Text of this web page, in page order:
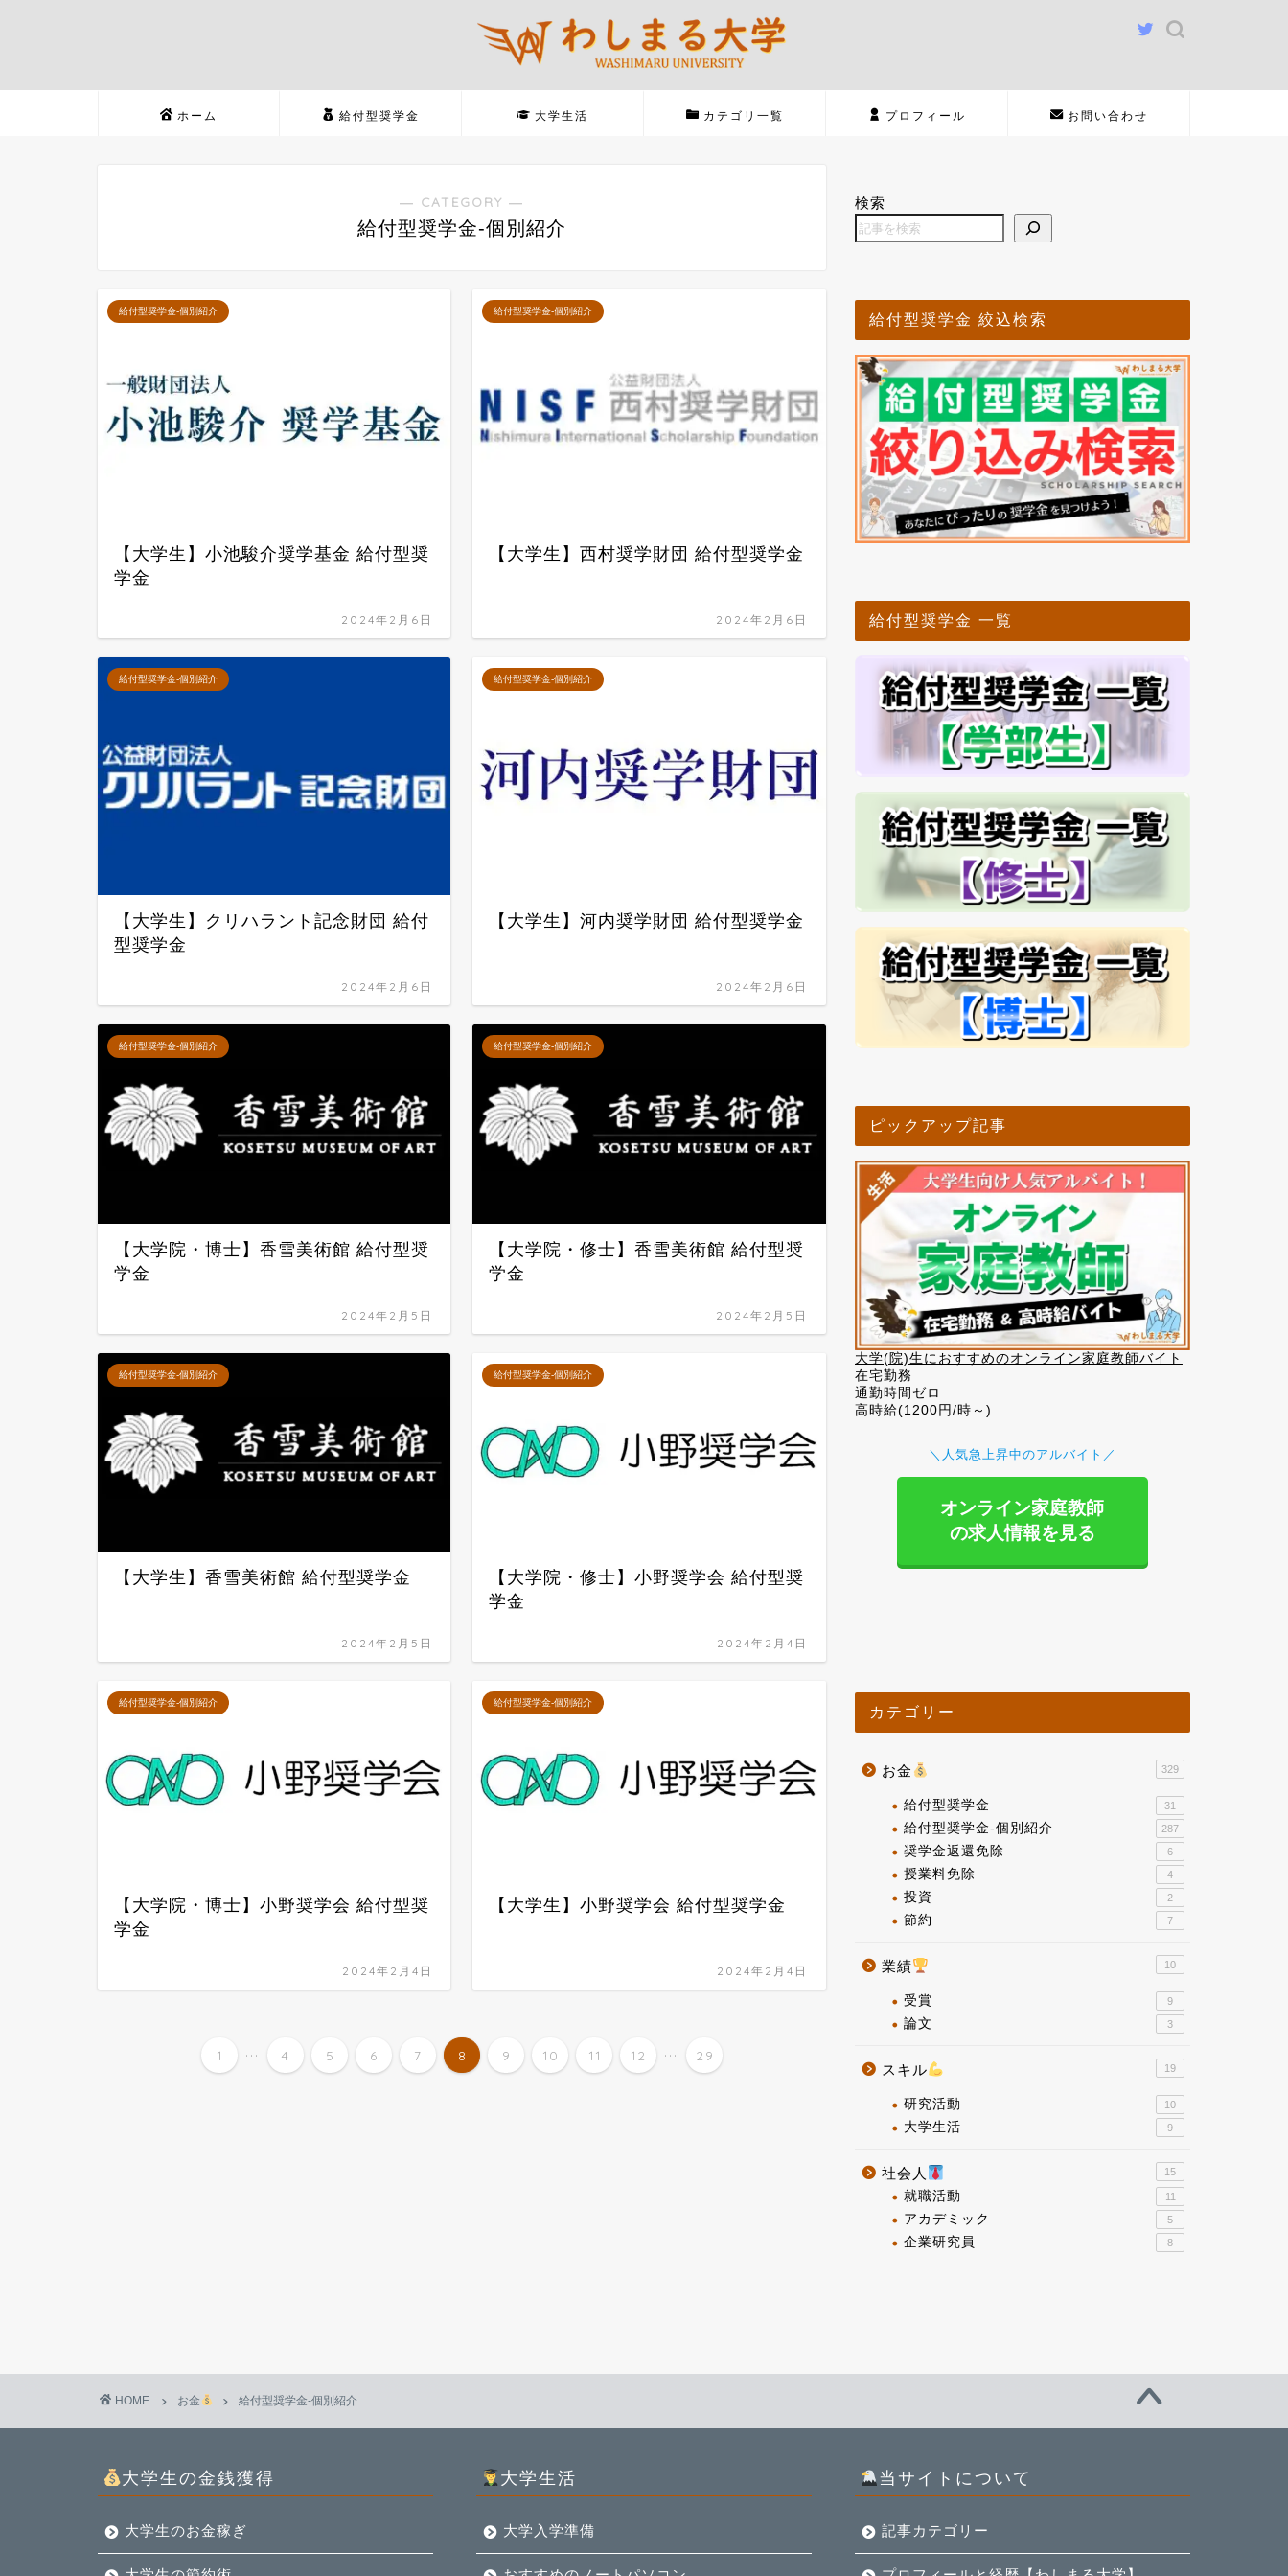
ホーム 給付型奨学金 大学生活 カテゴリ一覧 プロフィール お問い合わせ
― CATEGORY ―
給付型奨学金-個別紹介
給付型奨学金-個別紹介
【大学生】小池駿介奨学基金 給付型奨
学金
2024年2月6日
給付型奨学金-個別紹介
【大学生】西村奨学財団 給付型奨学金
2024年2月6日
給付型奨学金-個別紹介
【大学生】クリハラント記念財団 給付
型奨学金
2024年2月6日
給付型奨学金-個別紹介
【大学生】河内奨学財団 給付型奨学金
2024年2月6日
給付型奨学金-個別紹介
【大学院・博士】香雪美術館 給付型奨
学金
2024年2月5日
給付型奨学金-個別紹介
【大学院・修士】香雪美術館 給付型奨
学金
2024年2月5日
給付型奨学金-個別紹介
【大学生】香雪美術館 給付型奨学金
2024年2月5日
給付型奨学金-個別紹介
【大学院・修士】小野奨学会 給付型奨
学金
2024年2月4日
給付型奨学金-個別紹介
【大学院・博士】小野奨学会 給付型奨
学金
2024年2月4日
給付型奨学金-個別紹介
【大学生】小野奨学会 給付型奨学金
2024年2月4日
1 ... 4 5 6 7 8 9 10 11 12 ... 29
検索
給付型奨学金 絞込検索
給付型奨学金 一覧
ピックアップ記事
大学(院)生におすすめのオンライン家庭教師バイト
在宅勤務
通勤時間ゼロ
高時給(1200円/時～)
＼人気急上昇中のアルバイト／
オンライン家庭教師
の求人情報を見る
カテゴリー
お金 329
給付型奨学金 31
給付型奨学金-個別紹介 287
奨学金返還免除 6
授業料免除 4
投資 2
節約 7
業績 10
受賞 9
論文 3
スキル 19
研究活動 10
大学生活 9
社会人 15
就職活動 11
アカデミック 5
企業研究員 8
HOME お金 給付型奨学金-個別紹介
大学生の金銭獲得
大学生のお金稼ぎ
大学生活
大学入学準備
当サイトについて
記事カテゴリー